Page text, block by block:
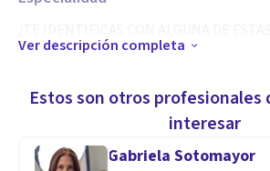
Transtorno de ansiedad • Estrés •
en tu capacidad • Sentimiento de
Explosión emocional • Vivir en el pasado
Ver descripción completa
Estos son otros profesionales
interesar
Gabriela Sotomayor